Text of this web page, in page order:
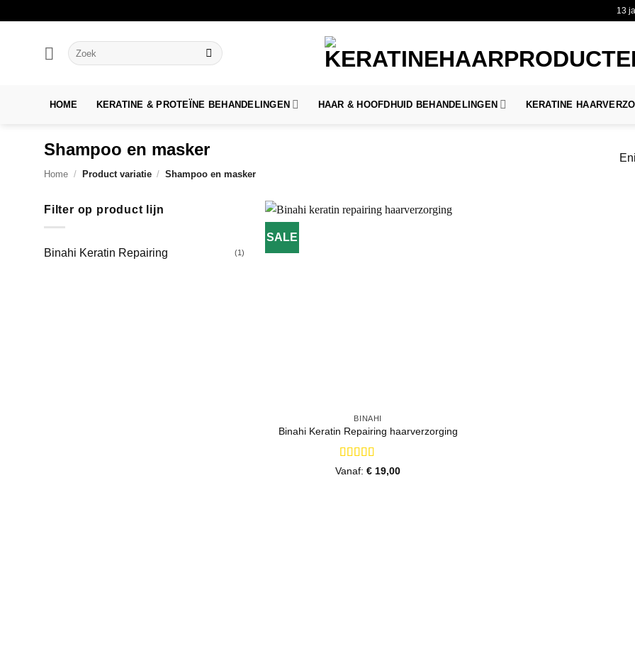
13
Zoeken
naar:
HOME KERATINE & PROTEÏNE BEHANDELINGEN HAAR & HOOFDHUID BEHANDELINGEN KERATINE
Shampoo en masker
Home / Product variatie / Shampoo en masker
Filter op product lijn
Binahi Keratin Repairing (1)
SALE
BINAHI
Binahi Keratin Repairing haarverzorging
Gewaardeerd
Vanaf:€ 19,00